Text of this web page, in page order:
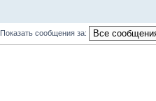
Показать сообщения за: